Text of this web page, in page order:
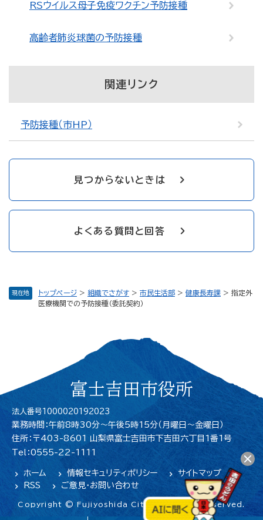
現在地 トップページ > 組織でさがす > 市民生活部 > 健康長寿課 > 指定外
医療機関での予防接種（委託契約）
RSウイルス母子免疫ワクチン予防接種
高齢者肺炎球菌の予防接種
関連リンク
予防接種（市HP）
見つからないときは
よくある質問と回答
富士吉田市役所
法人番号1000020192023
業務時間：午前8時30分～午後5時15分（月曜日〜金曜日）
住所：〒403-8601 山梨県富士吉田市下吉田六丁目1番1号
Tel：0555-22-1111
ホーム 情報セキュリティポリシー
サイトマップ
RSS
ご意見・お問い合わせ
Copyright © Fujiyoshida City. All Rights Reserved.